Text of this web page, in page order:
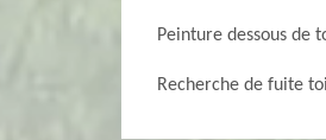
Peinture dessous de
Recherche de fuite